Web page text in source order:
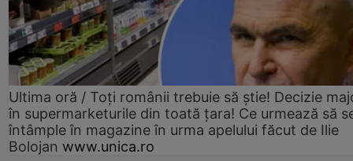
Ultima oră / Toți românii trebuie să știe! Decizie
în supermarketurile din toată țara! Ce urmează să
întâmple în magazine în urma apelului făcut de Ilie
Bolojan www.unica.ro